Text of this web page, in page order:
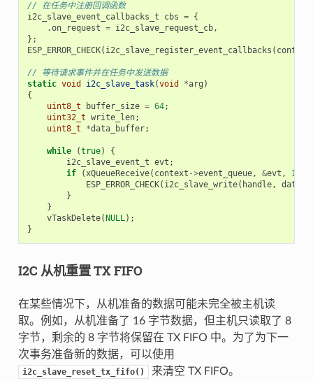
// 在任务中注册回调函数
i2c_slave_event_callbacks_t
cbs = {
.on_request = i2c_slave_request_cb,
};
ESP_ERROR_CHECK( i2c_slave_register_event_callbacks ( context
// 等待请求事件并在任务中发送数据
static void i2c_slave_task(void *arg )
{
uint8_t
buffer_size = 64;
uint32_t write_len;
uint8_t
*data_buffer;
while (true)
{
i2c_slave_event_t evt ;
if
(xQueueReceive( context ->event_queue, &evt , 10
ESP_ERROR_CHECK( i2c_slave_write( handle,
}
}
vTaskDelete( NULL);
}
I2C 从机重置 TX FIFO
在某些情况下，从机准备的数据可能未完全被主机读
取。例如，从机准备了 16 字节数据，但主机只读取了 8
字节，剩余的 8 字节将保留在 TX FIFO 中。为了为下一
次事务准备新的数据，可以使用
i2c_slave_reset_tx_fifo() 来清空 TX FIFO。